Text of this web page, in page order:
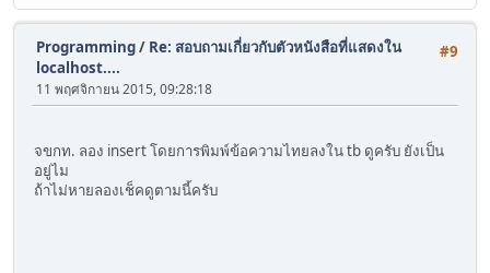
#9
Programming/ Re: สอบถามเกี่ยวกับตัวหนังสือที่แสดงใน
localhost....
11 พฤศจิกายน 2015, 09:28:18
จขกท. ลอง insert โดยการพิมพ์ข้อความไทยลงใน tb ดูครับ ยังเป็น
อยู่ไม
ถ้าไม่หายลองเช็คดูตามนี้ครับ